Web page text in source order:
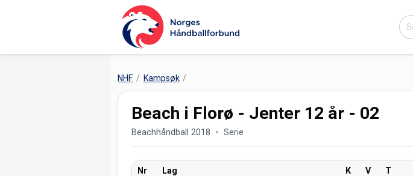
NHF Kampsøk
Beach i Florø - Jenter 12 år - 02
Beachhåndball 2018 Serie
Nr Lag K V T